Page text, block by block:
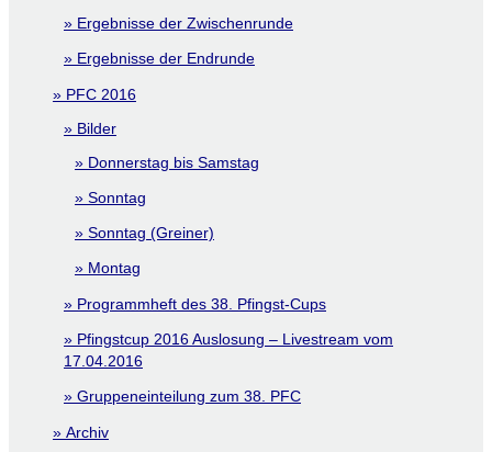
Ergebnisse der Zwischenrunde
Ergebnisse der Endrunde
PFC 2016
Bilder
Donnerstag bis Samstag
Sonntag
Sonntag (Greiner)
Montag
Programmheft des 38. Pfingst-Cups
Pfingstcup 2016 Auslosung – Livestream vom
17.04.2016
Gruppeneinteilung zum 38. PFC
Archiv